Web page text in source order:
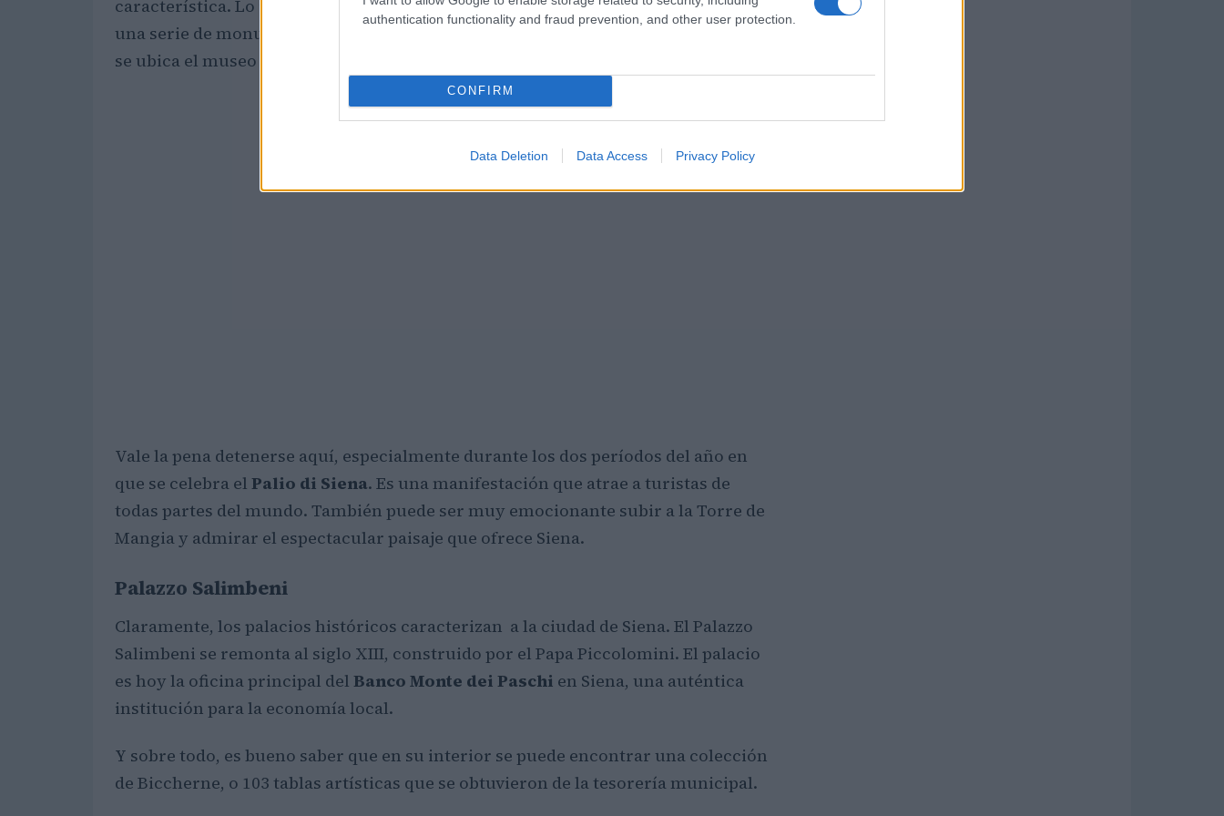
authentication functionality and fraud prevention, and other user protection.
CONFIRM
Data Deletion Data Access Privacy Policy
característica. Lo importante que hay que destacar es que sirve de contorno a
una serie de monumentos como la
Torre del Mangia Palazzo Pubblico
donde
se ubica el museo municipal, y la
Vale la pena detenerse aquí, especialmente durante los dos períodos del año en
que se celebra el Palio di Siena. Es una manifestación que atrae a turistas de
todas partes del mundo. También puede ser muy emocionante subir a la Torre de
Mangia y admirar el espectacular paisaje que ofrece Siena.
Palazzo Salimbeni
Claramente, los palacios históricos caracterizan a la ciudad de Siena. El Palazzo
Salimbeni se remonta al siglo XIII, construido por el Papa Piccolomini. El palacio
es hoy la oficina principal del Banco Monte dei Paschi en Siena, una auténtica
institución para la economía local.
Y sobre todo, es bueno saber que en su interior se puede encontrar una colección
de Biccherne, o 103 tablas artísticas que se obtuvieron de la tesorería municipal.